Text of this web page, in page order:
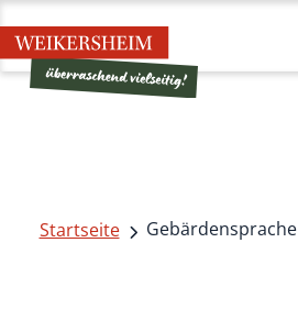
Startseite Gebärdensprache